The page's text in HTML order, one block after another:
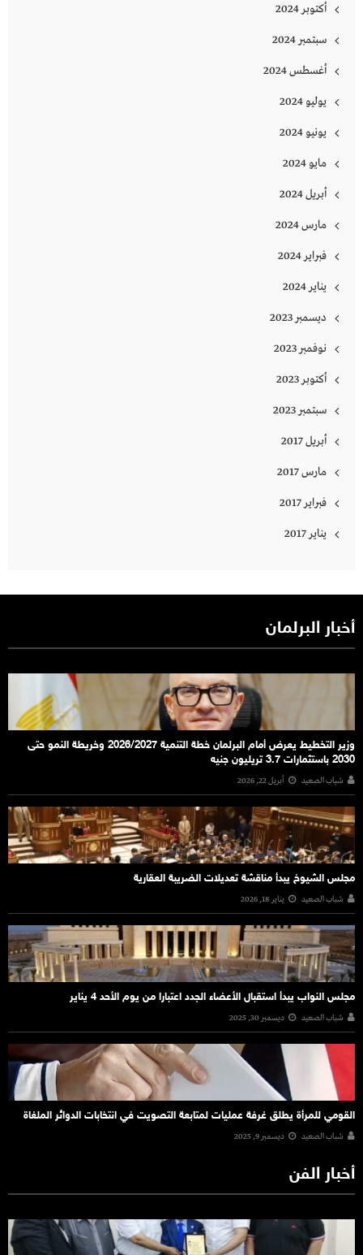
أكتوبر 2024
سبتمبر 2024
أغسطس 2024
يوليو 2024
يونيو 2024
مايو 2024
أبريل 2024
مارس 2024
فبراير 2024
يناير 2024
ديسمبر 2023
نوفمبر 2023
أكتوبر 2023
سبتمبر 2023
أبريل 2017
مارس 2017
فبراير 2017
يناير 2017
أخبار البرلمان
وزير التخطيط يعرض أمام البرلمان خطة التنمية 2026/2027 وخريطة النمو حتى
2030 باستثمارات 3.7 تريليون جنيه
شباب الصعيد أبريل 22, 2026
مجلس الشيوخ يبدأ مناقشة تعديلات الضريبة العقارية
شباب الصعيد يناير 18, 2026
مجلس النواب يبدأ استقبال الأعضاء الجدد اعتبارا من يوم الأحد 4 يناير
شباب الصعيد ديسمبر 30, 2025
القومي للمرأة يطلق غرفة عمليات لمتابعة التصويت في انتخابات الدوائر الملغاة
شباب الصعيد ديسمبر 9, 2025
أخبار الفن